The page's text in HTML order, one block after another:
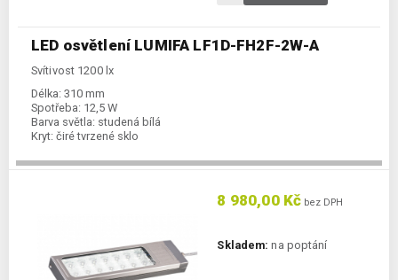
LED osvětlení LUMIFA LF1D-FH2F-2W-A
Svítivost 1200 lx
Délka: 310 mm
Spotřeba: 12,5 W
Barva světla: studená bílá
Kryt: čiré tvrzené sklo
8 980,00 Kč bez DPH
Skladem: na poptání